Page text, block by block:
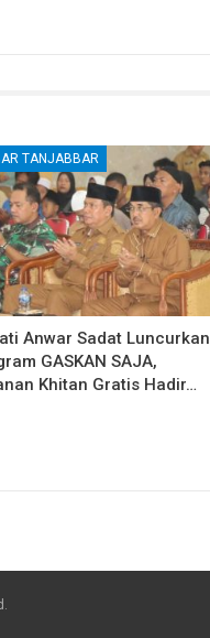
TANJABBAR
Anwar Sadat Luncurkan
GASKAN SAJA,
Khitan Gratis Hadir…